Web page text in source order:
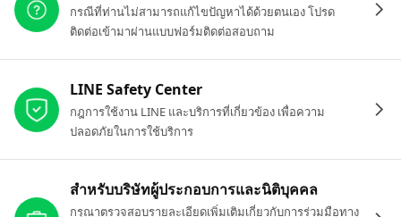
กรณีที่ท่านไม่สามารถแก้ไขปัญหาได้ด้วยตนเอง โปรด
ติดต่อเข้ามาผ่านแบบฟอร์มติดต่อสอบถาม
LINE Safety Center
กฎการใช้งาน LINE และบริการที่เกี่ยวข้อง เพื่อความ
ปลอดภัยในการใช้บริการ
สำหรับบริษัทผู้ประกอบการและนิติบุคคล
กรุณาตรวจสอบรายละเอียดเพิ่มเติมเกี่ยวกับการร่วมมือทาง